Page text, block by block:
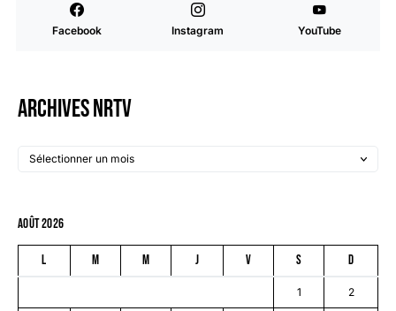
Facebook Instagram YouTube
Archives NRTV
août 2026
L M M J V S D
1 2